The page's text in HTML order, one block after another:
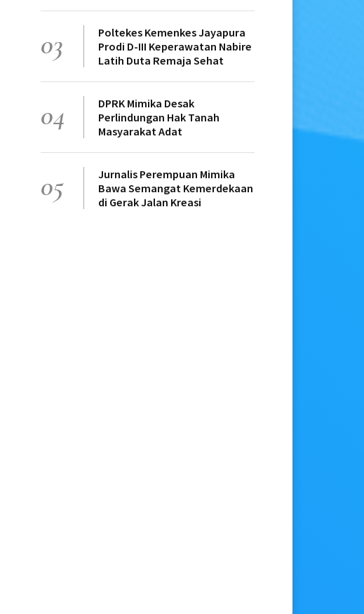
03
Poltekes Kemenkes Jayapura
Prodi D-III Keperawatan Nabire
Latih Duta Remaja Sehat
04
DPRK Mimika Desak
Perlindungan Hak Tanah
Masyarakat Adat
05
Jurnalis Perempuan Mimika
Bawa Semangat Kemerdekaan
di Gerak Jalan Kreasi